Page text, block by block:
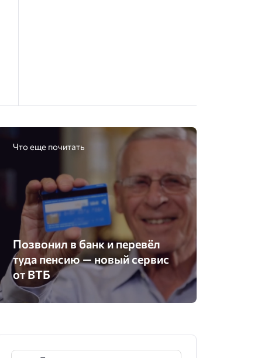
Что еще почитать
Позвонил в банк и перевёл
туда пенсию — новый сервис
от ВТБ